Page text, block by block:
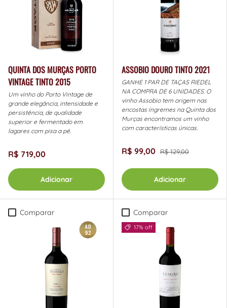
QUINTA DOS MURÇAS PORTO
VINTAGE TINTO 2015
Um vinho do Porto Vintage de
grande elegância, intensidade e
persistência, de qualidade
superior e fermentado em
lagares com pisa a pé.
R$ 719,00
Adicionar
ASSOBIO DOURO TINTO 2021
GANHE 1 PAR DE TAÇAS RIEDEL
NA COMPRA DE 6 UNIDADES. O
vinho Assobio tem origem nas
encostas íngremes na Quinta dos
Murças encontramos um vinho
com características únicas.
R$ 99,00 R$ 129,00
Adicionar
Comparar Comparar
17% off